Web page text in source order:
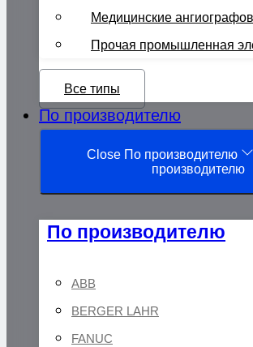
Медицинские
Прочая промышленная
Все типы
По производителю
Close По производителю
производителю
По производителю
ABB
BERGER LAHR
FANUC